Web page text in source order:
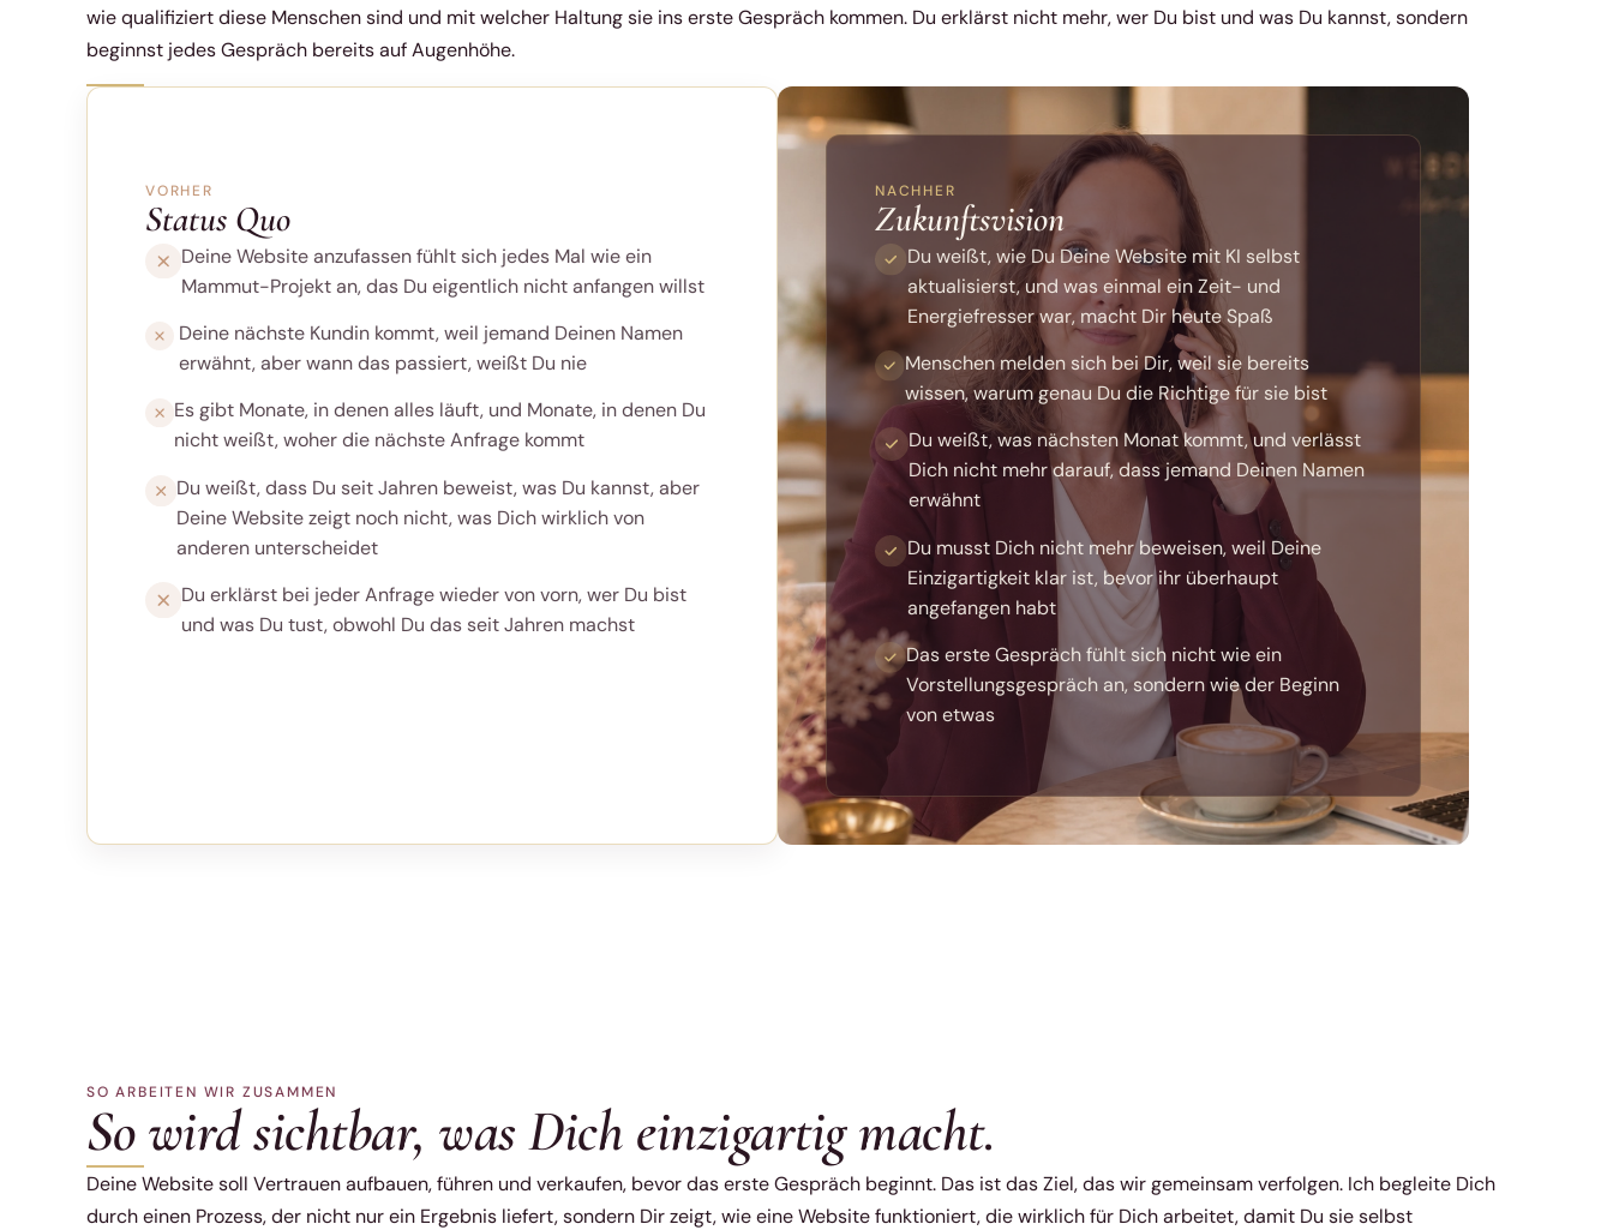
wie qualifiziert diese Menschen sind und mit welcher Haltung sie ins erste Gespräch kommen. Du erklärst nicht mehr, wer Du bist und was Du kannst, sondern
beginnst jedes Gespräch bereits auf Augenhöhe.
VORHER
Status Quo
Deine Website anzufassen fühlt sich jedes Mal wie ein
Mammut-Projekt an, das Du eigentlich nicht anfangen willst
Deine nächste Kundin kommt, weil jemand Deinen Namen
erwähnt, aber wann das passiert, weißt Du nie
Es gibt Monate, in denen alles läuft, und Monate, in denen Du
nicht weißt, woher die nächste Anfrage kommt
Du weißt, dass Du seit Jahren beweist, was Du kannst, aber
Deine Website zeigt noch nicht, was Dich wirklich von
anderen unterscheidet
Du erklärst bei jeder Anfrage wieder von vorn, wer Du bist
und was Du tust, obwohl Du das seit Jahren machst
NACHHER
Zukunftsvision
Du weißt, wie Du Deine Website mit KI selbst
aktualisierst, und was einmal ein Zeit- und
Energiefresser war, macht Dir heute Spaß
Menschen melden sich bei Dir, weil sie bereits
wissen, warum genau Du die Richtige für sie bist
Du weißt, was nächsten Monat kommt, und verlässt
Dich nicht mehr darauf, dass jemand Deinen Namen
erwähnt
Du musst Dich nicht mehr beweisen, weil Deine
Einzigartigkeit klar ist, bevor ihr überhaupt
angefangen habt
Das erste Gespräch fühlt sich nicht wie ein
Vorstellungsgespräch an, sondern wie der Beginn
von etwas
SO ARBEITEN WIR ZUSAMMEN
So wird sichtbar, was Dich einzigartig macht.
Deine Website soll Vertrauen aufbauen, führen und verkaufen, bevor das erste Gespräch beginnt. Das ist das Ziel, das wir gemeinsam verfolgen. Ich begleite Dich
durch einen Prozess, der nicht nur ein Ergebnis liefert, sondern Dir zeigt, wie eine Website funktioniert, die wirklich für Dich arbeitet, damit Du sie selbst